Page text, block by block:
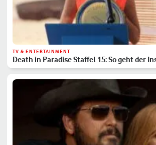
TV & ENTERTAINMENT
Death in Paradise Staffel 15: So geht der